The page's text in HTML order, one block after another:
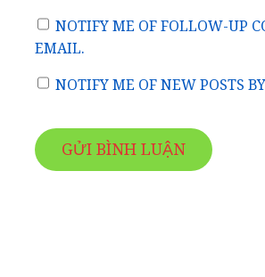
NOTIFY ME OF FOLLOW-UP
EMAIL.
NOTIFY ME OF NEW POSTS